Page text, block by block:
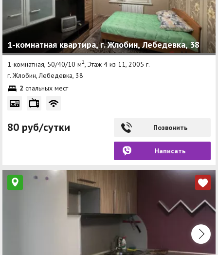
1-комнатная квартира, г. Жлобин, Лебедевка, 38
1-комнатная, 50/40/10 м2 , Этаж 4 из 11, 2005 г.
г. Жлобин, Лебедевка, 38
2 спальных мест
80 руб/сутки Позвонить
Написать